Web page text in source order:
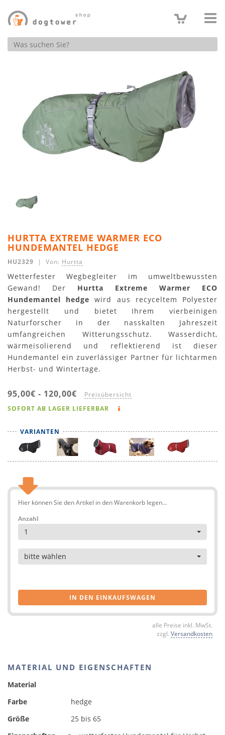
Produktsuche
HURTTA EXTREME WARMER ECO
HUNDEMANTEL HEDGE
HU2329 | Von: Hurtta
Wetterfester Wegbegleiter im umweltbewussten
Gewand! Der Hurtta Extreme Warmer ECO
Hundemantel hedge wird aus recyceltem Polyester
hergestellt und bietet Ihrem vierbeinigen
Naturforscher in der nasskalten Jahreszeit
umfangreichen Witterungsschutz. Wasserdicht,
wärmeisolierend und reflektierend ist dieser
Hundemantel ein zuverlässiger Partner für lichtarmen
Herbst- und Wintertage.
95,00€ - 120,00€ Preisübersicht
SOFORT AB LAGER LIEFERBAR
VARIANTEN
Hier können Sie den Artikel in den Warenkorb legen...
Anzahl
1
Artikel
bitte wählen
IN DEN EINKAUFSWAGEN
alle Preise inkl. MwSt.
zzgl. Versandkosten
MATERIAL UND EIGENSCHAFTEN
Material
Farbe
hedge
Größe
25 bis 65